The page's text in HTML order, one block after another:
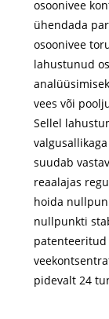
osoonivee
ühendada
osoonivee
lahustunud
vees või
Sellel
suudab
reaalajas
hoida
nullpunkti
patenteeritud
pidevalt 24